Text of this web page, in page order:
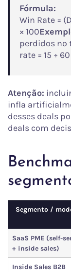
Fórmula:
Win Rate =
× 100
perdidos no
rate = 15 ÷
Atenção:
infla
desses deals
deals com
Segmento /
SaaS PME (self-
+ inside sales)
Inside Sales B2B